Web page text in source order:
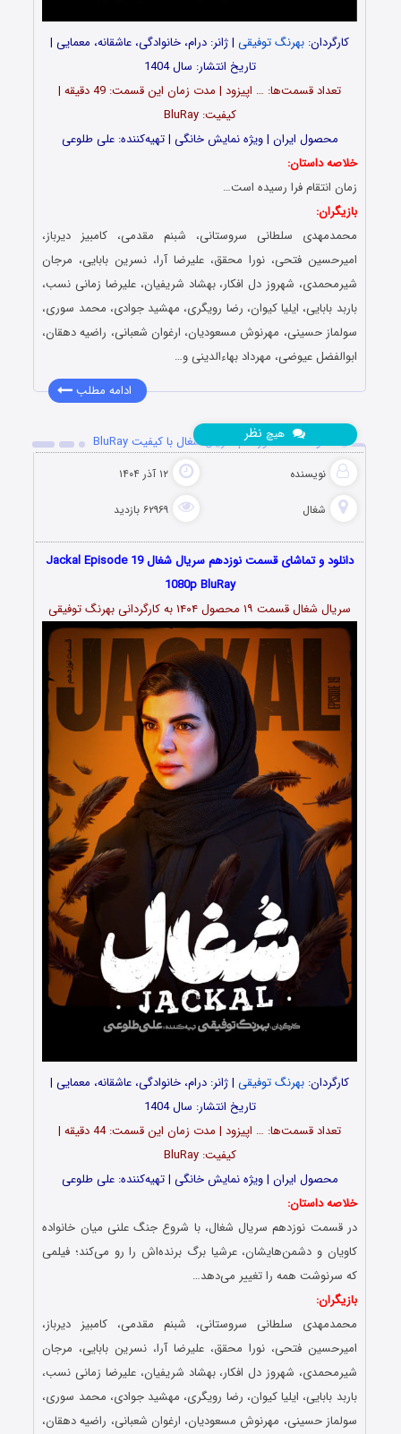
کارگردان: بهرنگ توفیقی | ژانر: درام، خانوادگی، عاشقانه، معمایی |
تاریخ انتشار: سال 1404
تعداد قسمت‌ها: … اپیزود | مدت زمان این قسمت: 49 دقیقه |
کیفیت: BluRay
محصول ایران | ویژه نمایش خانگی | تهیه‌کننده: علی طلوعی
خلاصه داستان:
زمان انتقام فرا رسیده است…
بازیگران:
محمدمهدی سلطانی سروستانی، شبنم مقدمی، کامبیز دیرباز،
امیرحسین فتحی، نورا محقق، علیرضا آرا، نسرین بابایی، مرجان
شیرمحمدی، شهروز دل افکار، بهشاد شریفیان، علیرضا زمانی نسب،
باربد بابایی، ایلیا کیوان، رضا رویگری، مهشید جوادی، محمد سوری،
سولماز حسینی، مهرنوش مسعودیان، ارغوان شعبانی، راضیه دهقان،
ابوالفضل عیوضی، مهرداد بهاءالدینی و…
ادامه مطلب
دانلود قسمت نوزدهم سریال شغال با کیفیت BluRay
نویسنده ۱۲ آذر ۱۴۰۴
شغال ۶۲۹۶۹ بازدید
هیچ نظر
دانلود و تماشای قسمت نوزدهم سریال شغال Jackal Episode 19
1080p BluRay
سریال شغال قسمت ۱۹ محصول ۱۴۰۴ به کارگردانی بهرنگ توفیقی
کارگردان: بهرنگ توفیقی | ژانر: درام، خانوادگی، عاشقانه، معمایی |
تاریخ انتشار: سال 1404
تعداد قسمت‌ها: … اپیزود | مدت زمان این قسمت: 44 دقیقه |
کیفیت: BluRay
محصول ایران | ویژه نمایش خانگی | تهیه‌کننده: علی طلوعی
خلاصه داستان:
در قسمت نوزدهم سریال شغال، با شروع جنگ علنی میان خانواده
کاویان و دشمن‌هایشان، عرشیا برگ برنده‌اش را رو می‌کند؛ فیلمی
که سرنوشت همه را تغییر می‌دهد…
بازیگران:
محمدمهدی سلطانی سروستانی، شبنم مقدمی، کامبیز دیرباز،
امیرحسین فتحی، نورا محقق، علیرضا آرا، نسرین بابایی، مرجان
شیرمحمدی، شهروز دل افکار، بهشاد شریفیان، علیرضا زمانی نسب،
باربد بابایی، ایلیا کیوان، رضا رویگری، مهشید جوادی، محمد سوری،
سولماز حسینی، مهرنوش مسعودیان، ارغوان شعبانی، راضیه دهقان،